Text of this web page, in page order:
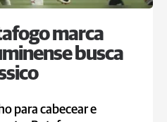
marca
busca
para cabecear e